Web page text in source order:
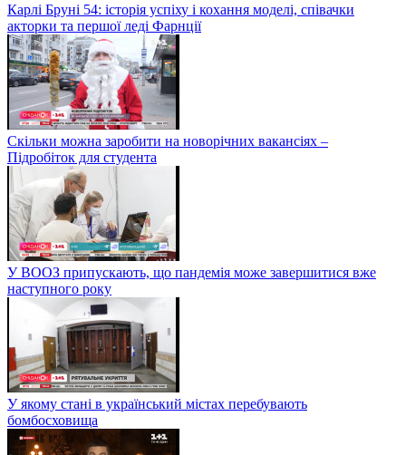
Карлі Бруні 54: історія успіху і кохання моделі, співачки
акторки та першої леді Фарнції
Скільки можна заробити на новорічних вакансіях –
Підробіток для студента
У ВООЗ припускають, що пандемія може завершитися вже
наступного року
У якому стані в український містах перебувають
бомбосховища